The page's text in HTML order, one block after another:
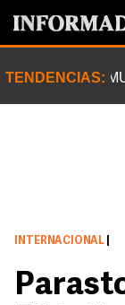
TENDENCIAS:
INTERNACIONAL